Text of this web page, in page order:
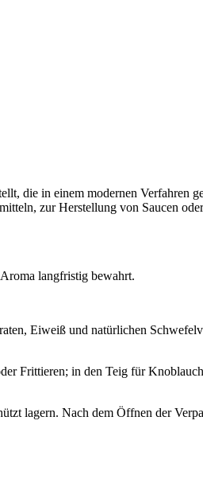
die in einem modernen Verfahren
zur Herstellung von Saucen
langfristig bewahrt.
Eiweiß und natürlichen
Frittieren; in den Teig für
lagern. Nach dem Öffnen der